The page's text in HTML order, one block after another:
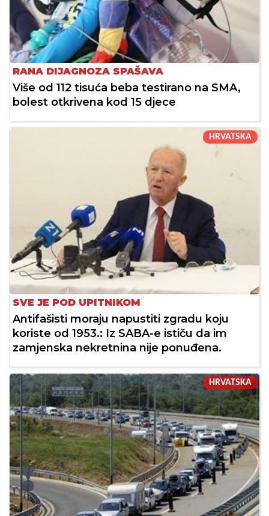
RANA DIJAGNOZA SPAŠAVA
Više od 112 tisuća beba testirano na SMA,
bolest otkrivena kod 15 djece
HRVATSKA
SVE JE POD UPITNIKOM
Antifašisti moraju napustiti zgradu koju
koriste od 1953.: Iz SABA-e ističu da im
zamjenska nekretnina nije ponuđena.
HRVATSKA